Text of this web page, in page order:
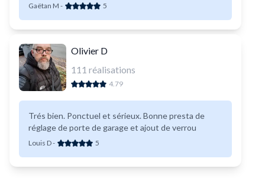
Gaëtan M - 5
Olivier D
111 réalisations
4.79
Trés bien. Ponctuel et sérieux. Bonne presta de
réglage de porte de garage et ajout de verrou
Louis D- 5